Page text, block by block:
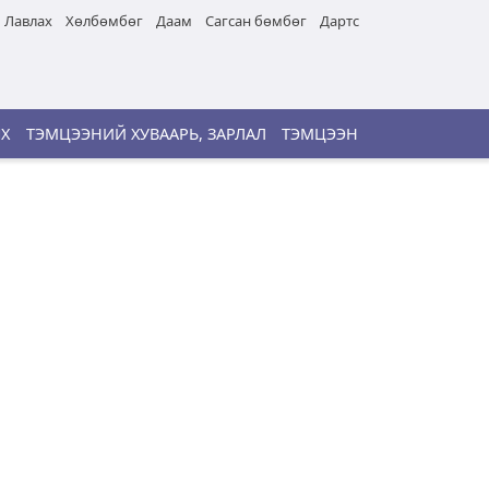
Лавлах Хөлбөмбөг Даам Сагсан бөмбөг Дартс
ТЭМЦЭЭНИЙ ХУВААРЬ, ЗАРЛАЛ ТЭМЦЭЭН